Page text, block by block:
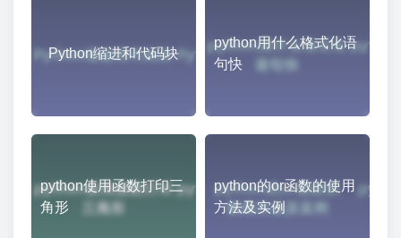
Python缩进和代码块
python用什么格式化语
句快
python使用函数打印三
角形
python的or函数的使用
方法及实例